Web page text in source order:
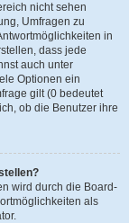
nicht sehen
Umfragen zu
in
dass jede
auch unter
Optionen ein
gilt (0 bedeutet
ob die Benutzer ihre
wird durch die Board-
als